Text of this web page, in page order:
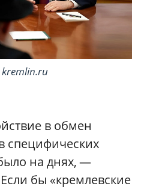
kremlin.ru
в обмен
специфических
на днях, —
бы «кремлевские